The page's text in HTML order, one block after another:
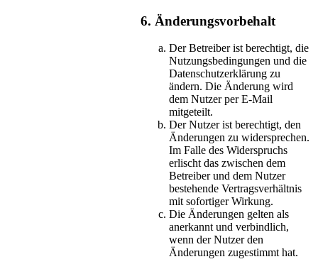
6. Änderungsvorbehalt
Der Betreiber ist berechtigt, die
Nutzungsbedingungen und die
Datenschutzerklärung zu
ändern. Die Änderung wird
dem Nutzer per E-Mail
mitgeteilt.
Der Nutzer ist berechtigt, den
Änderungen zu widersprechen.
Im Falle des Widerspruchs
erlischt das zwischen dem
Betreiber und dem Nutzer
bestehende Vertragsverhältnis
mit sofortiger Wirkung.
Die Änderungen gelten als
anerkannt und verbindlich,
wenn der Nutzer den
Änderungen zugestimmt hat.